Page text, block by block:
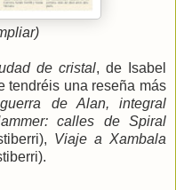
de cristal, de Isabel
tendréis una reseña más
de Alan, integral
calles de Spiral
Viaje a Xambala